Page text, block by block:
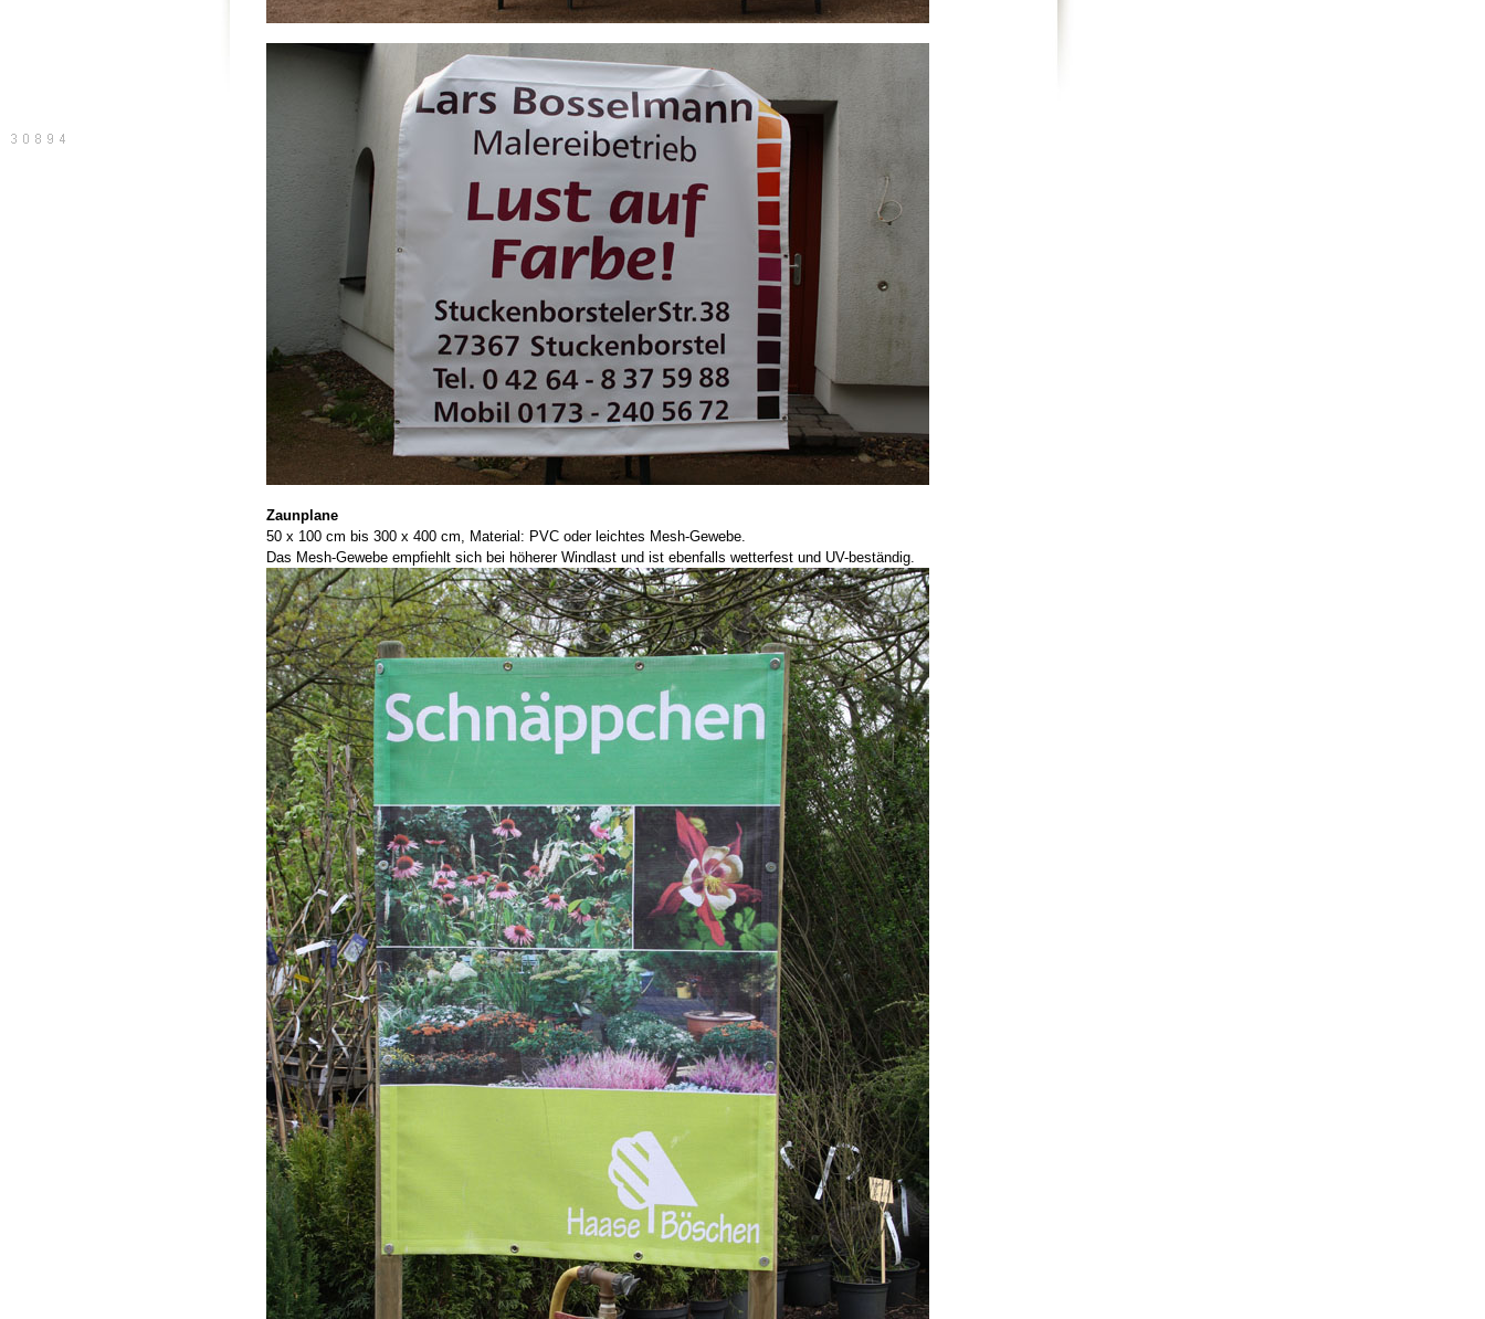
Zaunplane
50 x 100 cm bis 300 x 400 cm, Material: PVC oder leichtes Mesh-Gewebe.
Das Mesh-Gewebe empfiehlt sich bei höherer Windlast und ist ebenfalls wetterfest und UV-beständig.